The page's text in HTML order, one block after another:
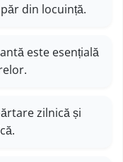
din locuință.
este esențială
zilnică și